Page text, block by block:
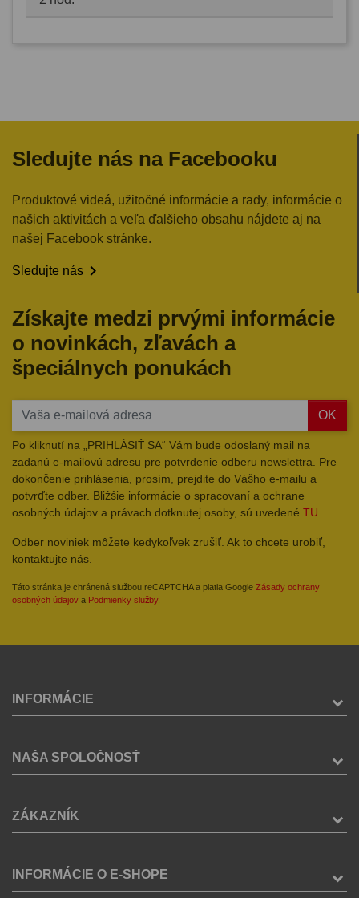
Sledujte nás na Facebooku
Produktové videá, užitočné informácie a rady, informácie o
našich aktivitách a veľa ďalšieho obsahu nájdete aj na
našej Facebook stránke.
Sledujte nás 
Získajte medzi prvými informácie
o novinkách, zľavách a
špeciálnych ponukách
OK
Po kliknutí na „PRIHLÁSIŤ SA“ Vám bude odoslaný mail na
zadanú e-mailovú adresu pre potvrdenie odberu newslettra. Pre
dokončenie prihlásenia, prosím, prejdite do Vášho e-mailu a
potvrďte odber. Bližšie informácie o spracovaní a ochrane
osobných údajov a právach dotknutej osoby, sú uvedené TU
Odber noviniek môžete kedykoľvek zrušiť. Ak to chcete urobiť,
kontaktujte nás.
Táto stránka je chránená službou reCAPTCHA a platia Google Zásady ochrany
osobných údajov a Podmienky služby.
INFORMÁCIE
NAŠA SPOLOČNOSŤ
ZÁKAZNÍK
INFORMÁCIE O E-SHOPE